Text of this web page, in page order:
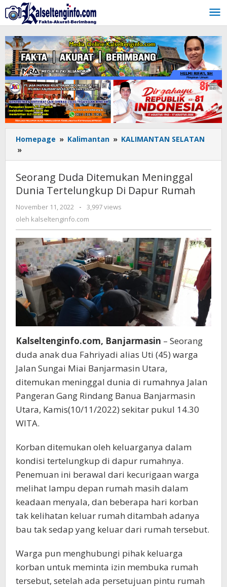
Lewati
ke
konten
Homepage » Kalimantan » KALIMANTAN SELATAN
»
Duda
Meninggal
Dunia
Tertelungkup
Dapur
Seorang Duda Ditemukan Meninggal
Dunia Tertelungkup Di Dapur Rumah
November 11, 2022
oleh
kalseltenginfo.com
-
3,997 views
oleh kalseltenginfo.com
Kalseltenginfo.com, Banjarmasin – Seorang
duda anak dua Fahriyadi alias Uti (45) warga
Jalan Sungai Miai Banjarmasin Utara,
ditemukan meninggal dunia di rumahnya Jalan
Pangeran Gang Rindang Banua Banjarmasin
Utara, Kamis(10/11/2022) sekitar pukul 14.30
WITA.
Korban ditemukan oleh keluarganya dalam
kondisi tertelungkup di dapur rumahnya.
Penemuan ini berawal dari kecurigaan warga
melihat lampu depan rumah masih dalam
keadaan menyala, dan beberapa hari korban
tak kelihatan keluar rumah ditambah adanya
bau tak sedap yang keluar dari rumah tersebut.
Warga pun menghubungi pihak keluarga
korban untuk meminta izin membuka rumah
tersebut, setelah ada persetujuan pintu rumah